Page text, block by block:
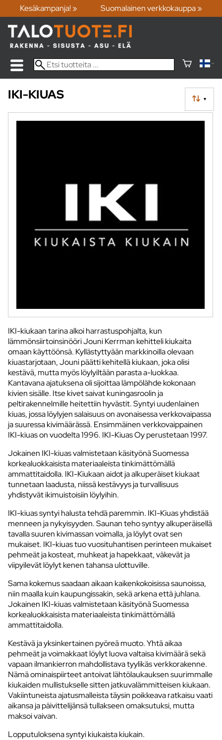
Kesäkampanja! » Suomalainen verkkokauppa »
▼
IKI-KIUAS
IKI-kiukaan tarina alkoi harrastuspohjalta, kun
lämmönsiirtoinsinööri Jouni Kerrman kehitteli kiukaita
omaan käyttöönsä. Kyllästyttyään markkinoilla olevaan
kiuastarjotaan, Jouni päätti kehitellä kiukaan, joka olisi
kestävä, mutta myös löylyiltään parasta a-luokkaa.
Kantavana ajatuksena oli sijoittaa lämpölähde kokonaan
kivien sisälle. Itse kivet saivat kuningasroolin ja
peltirakennelmille heitettiin hyvästit. Syntyi uudenlainen
kiuas, jossa löylyjen salaisuus on avonaisessa verkkovaipassa
ja suuressa kivimäärässä. Ensimmäinen verkkovaippainen
IKI-kiuas on vuodelta 1996. IKI-Kiuas Oy perustetaan 1997.
Jokainen IKI-kiuas valmistetaan käsityönä Suomessa
korkealuokkaisista materiaaleista tinkimättömällä
ammattitaidolla. IKI-Kiukaan aidot ja alkuperäiset kiukaat
tunnetaan laadusta, niissä kestävyys ja turvallisuus
yhdistyvät ikimuistoisiin löylyihin.
IKI-kiuas syntyi halusta tehdä paremmin. IKI-Kiuas yhdistää
menneen ja nykyisyyden. Saunan teho syntyy alkuperäisellä
tavalla suuren kivimassan voimalla, ja löylyt ovat sen
mukaiset. IKI-kiuas tuo vuosituhantisen perinteen mukaiset
pehmeät ja kosteat, muhkeat ja hapekkaat, väkevät ja
viipyilevät löylyt kenen tahansa ulottuville.
Sama kokemus saadaan aikaan kaikenkokoisissa saunoissa,
niin maalla kuin kaupungissakin, sekä arkena että juhlana.
Jokainen IKI-kiuas valmistetaan käsityönä Suomessa
korkealuokkaisista materiaaleista tinkimättömällä
ammattitaidolla.
Kestävä ja yksinkertainen pyöreä muoto. Yhtä aikaa
pehmeät ja voimakkaat löylyt luova valtaisa kivimäärä sekä
vapaan ilmankierron mahdollistava tyylikäs verkkorakenne.
Nämä ominaispiirteet antoivat lähtölaukauksen suurimmalle
kiukaiden mullistukselle sitten jatkuvalämmitteisen kiukaan.
Vakiintuneista ajatusmalleista täysin poikkeava ratkaisu vaati
aikansa ja päivittelijänsä tullakseen omaksutuksi, mutta
maksoi vaivan.
Lopputuloksena syntyi kiukaista kiukain.